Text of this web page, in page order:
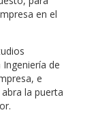
en el
de
e
la puerta